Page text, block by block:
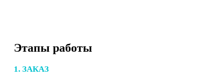
Этапы работы
1. ЗАКАЗ